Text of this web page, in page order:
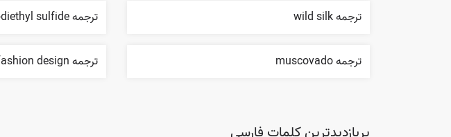
ترجمه wild silk ترجمه dichlorodiethyl sulfide
ترجمه muscovado ترجمه fashion design